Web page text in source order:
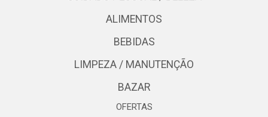
ALIMENTOS
BEBIDAS
LIMPEZA / MANUTENÇÃO
BAZAR
OFERTAS